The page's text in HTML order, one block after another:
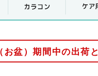
お盆）期間中の出荷